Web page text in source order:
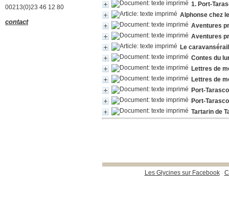
1. Port-
Alphonse chez
Aventures
Aventures
Le caravansérail
Contes du
Lettres de
Lettres de
Port-
Port-
Tartarin de
Les Glycines sur Facebook
00213(0)23 46 12 80
contact